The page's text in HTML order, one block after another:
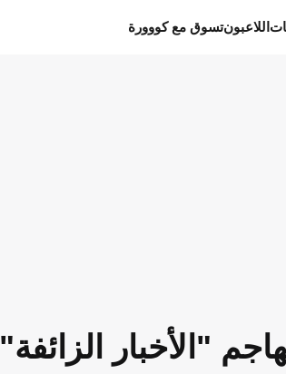
اللاعبونتسوق مع كووورة
"الأخبار الزائفة"